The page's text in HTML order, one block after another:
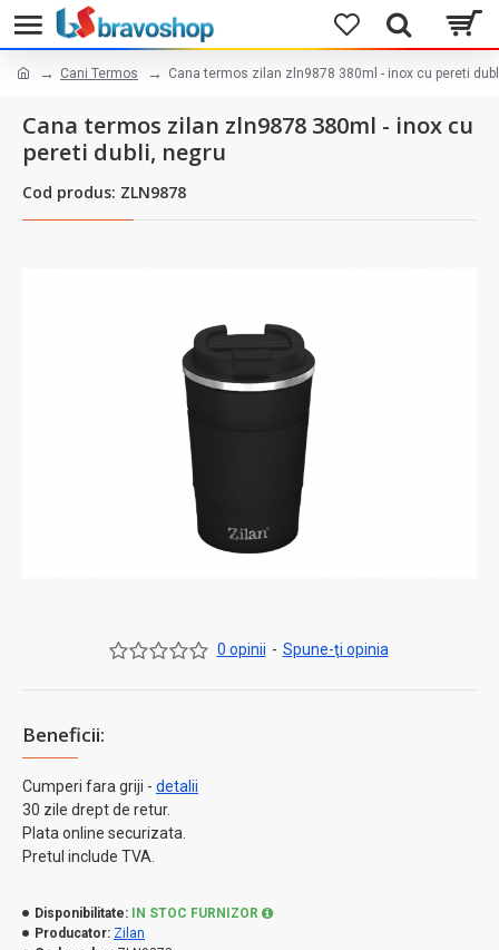
Cani Termos Cana termos zilan zln9878 380ml - inox cu pereti
Cana termos zilan zln9878 380ml - inox cu
pereti dubli, negru
Cod produs: ZLN9878
Beneficii:
Cumperi fara griji - detalii
30 zile drept de retur.
Plata online securizata.
Pretul include TVA.
0 opinii - Spune-ţi opinia
Disponibilitate:
IN STOC FURNIZOR
Producator: Zilan